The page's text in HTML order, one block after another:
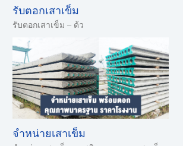
รับตอกเสาเข็ม
รับตอกเสาเข็ม – ด้ว
จำหน่ายเสาเข็ม